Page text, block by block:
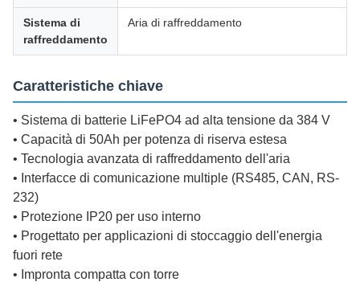
Sistema di
raffreddamento
Aria di raffreddamento
Caratteristiche chiave
• Sistema di batterie LiFePO4 ad alta tensione da 384 V
• Capacità di 50Ah per potenza di riserva estesa
• Tecnologia avanzata di raffreddamento dell'aria
• Interfacce di comunicazione multiple (RS485, CAN, RS-
232)
• Protezione IP20 per uso interno
• Progettato per applicazioni di stoccaggio dell'energia
fuori rete
• Impronta compatta con torre